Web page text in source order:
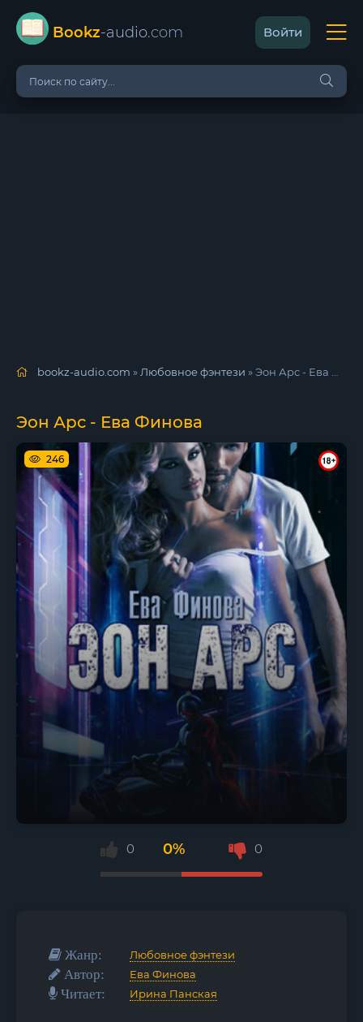
Bookz-audio.com Войти
bookz-audio.com » Любовное фэнтези » Эон Арс - Ева Финова
Эон Арс - Ева Финова
246
0 0% 0
Жанр: Любовное фэнтези
Автор: Ева Финова
Читает: Ирина Панская